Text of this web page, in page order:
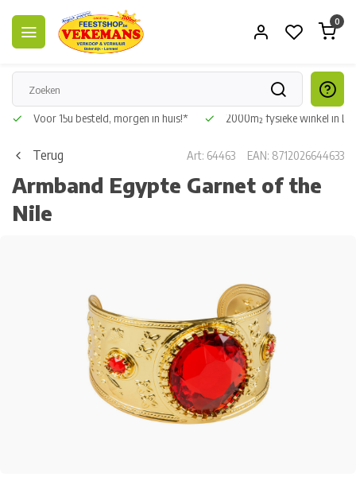
0
Voor 15u besteld, morgen in huis!* 2000m² fysieke winkel in
Terug Art: 64463 EAN: 8712026644633
Armband Egypte Garnet of the
Nile